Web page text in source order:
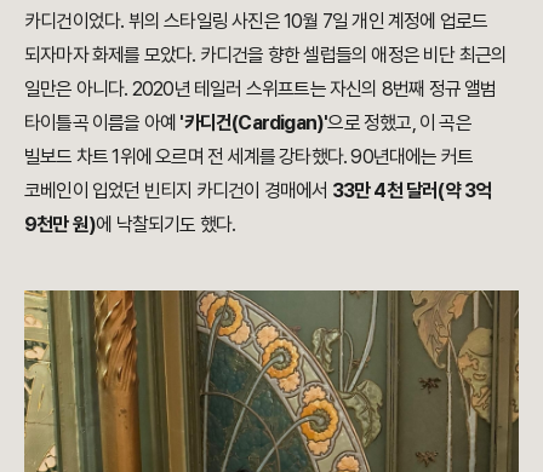
카디건이었다. 뷔의 스타일링 사진은 10월 7일 개인 계정에 업로드
되자마자 화제를 모았다. 카디건을 향한 셀럽들의 애정은 비단 최근의
일만은 아니다. 2020년 테일러 스위프트는 자신의 8번째 정규 앨범
타이틀곡 이름을 아예 '카디건(Cardigan)'으로 정했고, 이 곡은
빌보드 차트 1위에 오르며 전 세계를 강타했다. 90년대에는 커트
코베인이 입었던 빈티지 카디건이 경매에서 33만 4천 달러(약 3억
9천만 원)에 낙찰되기도 했다.